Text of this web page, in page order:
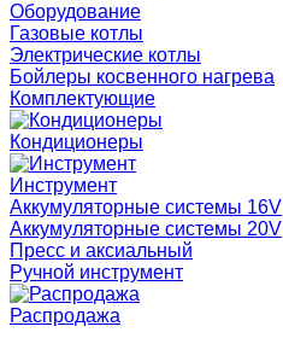
Оборудование
Газовые котлы
Электрические котлы
Бойлеры косвенного нагрева
Комплектующие
Кондиционеры
Инструмент
Аккумуляторные системы 16V
Аккумуляторные системы 20V
Пресс и аксиальный
Ручной инструмент
Распродажа